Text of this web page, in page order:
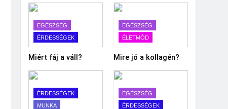
EGÉSZSÉG
ÉRDESSÉGEK
Miért fáj a váll?
EGÉSZSÉG
ÉLETMÓD
Mire jó a kollagén?
ÉRDESSÉGEK
MUNKA
EGÉSZSÉG
ÉRDESSÉGEK